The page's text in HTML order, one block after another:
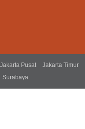
Jakarta Pusat
Jakarta Timur
Surabaya